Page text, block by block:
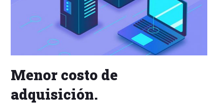
Menor costo de
adquisición.